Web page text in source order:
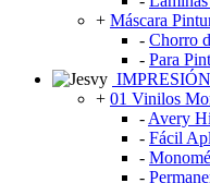
+ Máscara
- Chorro
- Para
+ 01 Vinilos
- Avery
- Fácil
-
-